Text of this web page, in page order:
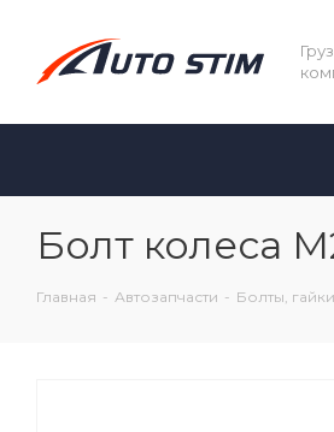
Болт колеса
Главная - Автозапчасти - Болты,